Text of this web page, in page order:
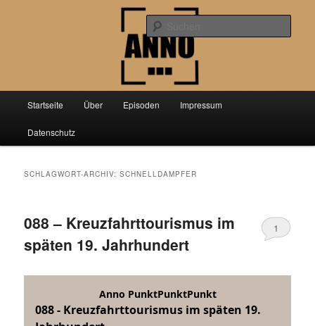
Anno PunktPunktPunkt
Der Podcast über aktuelle Forschung aus der Geschichtswissenschaft
Startseite Über Episoden Impressum
Datenschutz
SCHLAGWORT-ARCHIV:SCHNELLDAMPFER
088 – Kreuzfahrttourismus im
späten 19. Jahrhundert
1